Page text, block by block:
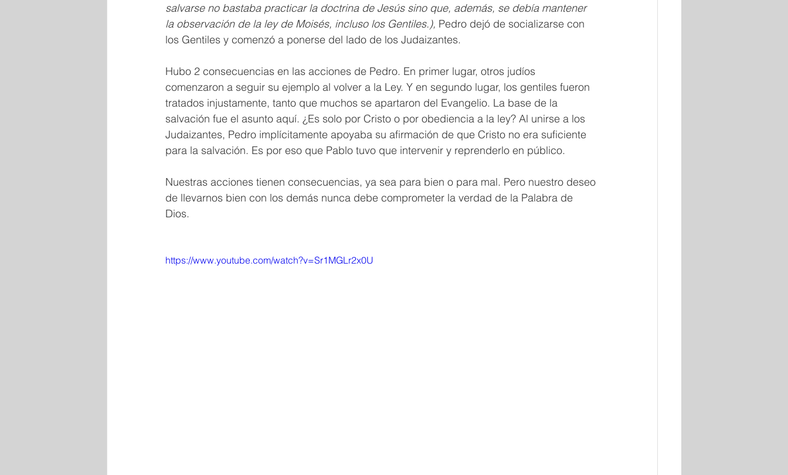
salvarse no bastaba practicar la doctrina de Jesús sino que, además, se debía mantener
la observación de la ley de Moisés, incluso los Gentiles.), Pedro dejó de socializarse con
los Gentiles y comenzó a ponerse del lado de los Judaizantes.
Hubo 2 consecuencias en las acciones de Pedro. En primer lugar, otros judíos
comenzaron a seguir su ejemplo al volver a la Ley. Y en segundo lugar, los gentiles fueron
tratados injustamente, tanto que muchos se apartaron del Evangelio. La base de la
salvación fue el asunto aquí. ¿Es solo por Cristo o por obediencia a la ley? Al unirse a los
Judaizantes, Pedro implícitamente apoyaba su afirmación de que Cristo no era suficiente
para la salvación. Es por eso que Pablo tuvo que intervenir y reprenderlo en público.
Nuestras acciones tienen consecuencias, ya sea para bien o para mal. Pero nuestro deseo
de llevarnos bien con los demás nunca debe comprometer la verdad de la Palabra de
Dios.
https://www.youtube.com/watch?v=Sr1MGLr2x0U